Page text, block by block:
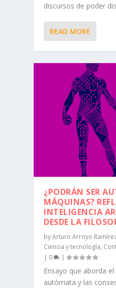
discursos de poder
READ MORE
¿PODRÁN SER
MÁQUINAS?
INTELIGENCIA
DESDE LA
byArturo Arroyo
Ciencia y tecnología,
| 0 |
Ensayo que aborda
autómata y las